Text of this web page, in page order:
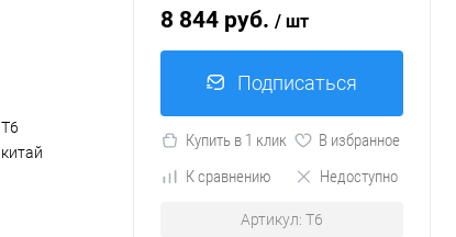
Т6
китай
8 844 руб. / шт
Подписаться
Купить в 1 клик
В избранное
К сравнению
Недоступно
Артикул: Т6